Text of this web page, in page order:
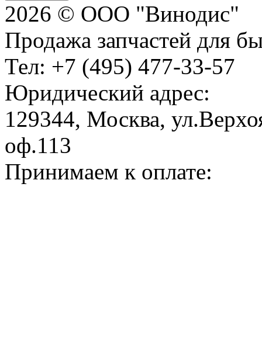
2026 © ООО "Винодис"
Продажа запчастей для
Тел: +7 (495) 477-33-57
Юридический адрес:
129344, Москва,
оф.113
Принимаем к оплате: